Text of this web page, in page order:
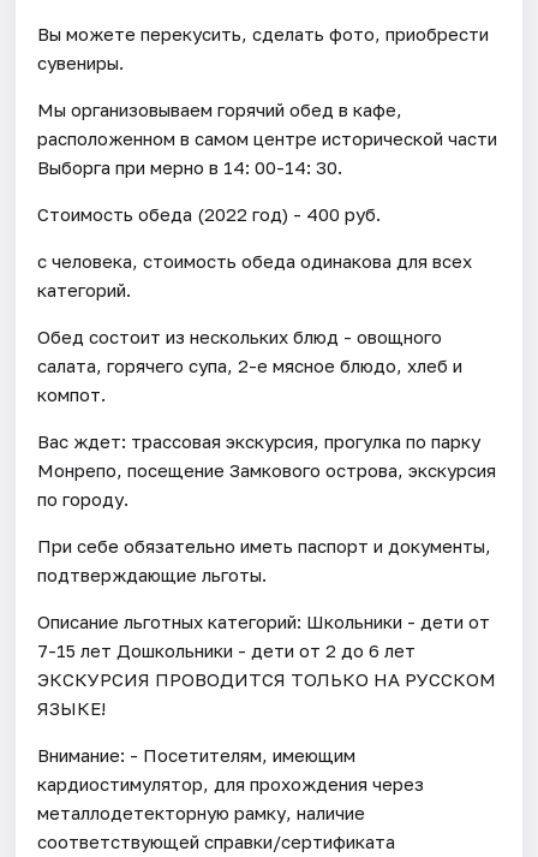
Вы можете перекусить, сделать фото, приобрести
сувениры.
Мы организовываем горячий обед в кафе,
расположенном в самом центре исторической части
Выборга при мерно в 14: 00-14: 30.
Стоимость обеда (2022 год) - 400 руб.
с человека, стоимость обеда одинакова для всех
категорий.
Обед состоит из нескольких блюд - овощного
салата, горячего супа, 2-е мясное блюдо, хлеб и
компот.
Вас ждет: трассовая экскурсия, прогулка по парку
Монрепо, посещение Замкового острова, экскурсия
по городу.
При себе обязательно иметь паспорт и документы,
подтверждающие льготы.
Описание льготных категорий: Школьники - дети от
7-15 лет Дошкольники - дети от 2 до 6 лет
ЭКСКУРСИЯ ПРОВОДИТСЯ ТОЛЬКО НА РУССКОМ
ЯЗЫКЕ!
Внимание: - Посетителям, имеющим
кардиостимулятор, для прохождения через
металлодетекторную рамку, наличие
соответствующей справки/сертификата